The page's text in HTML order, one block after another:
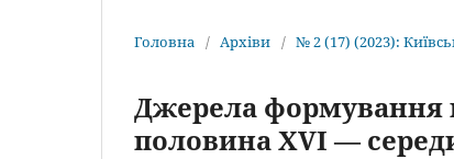
Головна / Архіви / № 2 (17) (2023):
Джерела формування
половина XVI —